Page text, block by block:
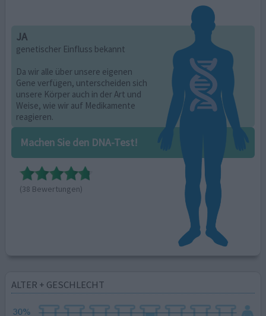
JA
genetischer Einfluss bekannt
Da wir alle über unsere eigenen
Gene verfügen, unterscheiden sich
unsere Körper auch in der Art und
Weise, wie wir auf Medikamente
reagieren.
Machen Sie den DNA-Test!
(38 Bewertungen)
ALTER + GESCHLECHT